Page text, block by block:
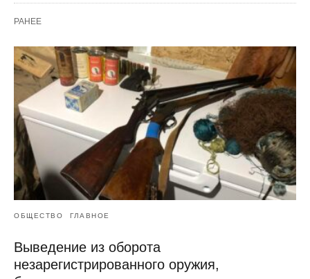
РАНЕЕ
ОБЩЕСТВО ГЛАВНОЕ
Выведение из оборота
незарегистрированного оружия,